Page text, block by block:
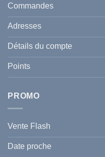
et
celle
de
votre
famille
durant
l’été
2026
?
Tunisie
Guide
Traiter
Prévenir
Commandes
Adresses
Détails du compte
Points
PROMO
Vente Flash
Date proche